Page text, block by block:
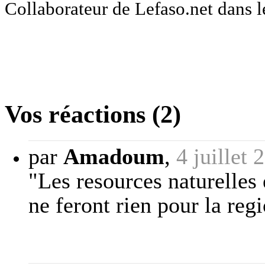
Collaborateur de Lefaso.net dans
Vos réactions (2)
par Amadoum, 4 juillet
"Les resources
ne feront rien pour la